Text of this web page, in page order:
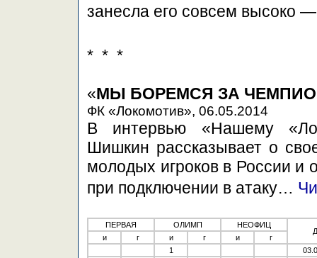
занесла его совсем высоко
* * *
«МЫ БОРЕМСЯ ЗА
ФК «Локомотив», 06.05.2014
В интервью «Нашему
Шишкин рассказывает о
молодых игроков в России и
при подключении в атаку…
ПЕРВАЯ ОЛИМП НЕОФИЦ
и г и г и
г
1